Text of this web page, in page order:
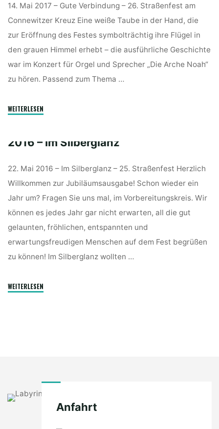
14. Mai 2017 – Gute Verbindung – 26. Straßenfest am
Connewitzer Kreuz Eine weiße Taube in der Hand, die
zur Eröffnung des Festes symbolträchtig ihre Flügel in
den grauen Himmel erhebt – die ausführliche Geschichte
war im Konzert für Orgel und Sprecher „Die Arche Noah“
zu hören. Passend zum Thema …
WEITERLESEN
Verbindung"
2016 – Im Silberglanz
22. Mai 2016 – Im Silberglanz – 25. Straßenfest Herzlich
Willkommen zur Jubiläumsausgabe! Schon wieder ein
Jahr um? Fragen Sie uns mal, im Vorbereitungskreis. Wir
können es jedes Jahr gar nicht erwarten, all die gut
gelaunten, fröhlichen, entspannten und
erwartungsfreudigen Menschen auf dem Fest begrüßen
zu können! Im Silberglanz wollten …
WEITERLESEN
Anfahrt